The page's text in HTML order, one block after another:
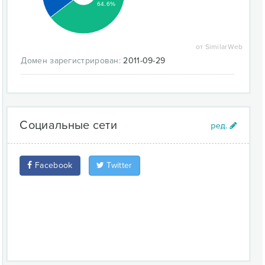
64.6%
от SimilarWeb
Домен зарегистрирован: 2011-09-29
Социальные сети
Facebook Twitter